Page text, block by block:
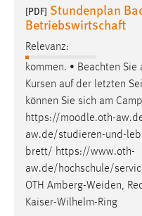
[PDF] Stundenplan
Betriebswirtschaft
Relevanz:
kommen. • Beachten
Kursen auf der letzten
können Sie sich am
https://moodle.oth-
aw.de/studieren-und-
brett/ https://www.oth-
aw.de/hochschule/
OTH Amberg-Weiden,
Kaiser-Wilhelm-Ring